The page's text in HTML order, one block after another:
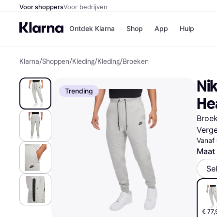
Voor shoppersVoor bedrijven
Ontdek Klarna Shop
Bol
H&M
App Hulp
Klarna/Shoppen/Kleding/Kleding/Broeken
Trending
Vanaf
€